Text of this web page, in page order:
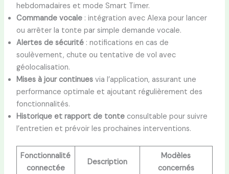
hebdomadaires et mode Smart Timer.
Commande vocale: intégration avec Alexa pour lancer
ou arrêter la tonte par simple demande vocale.
Alertes de sécurité: notifications en cas de
soulèvement, chute ou tentative de vol avec
géolocalisation.
Mises à jour continuesvia l’application, assurant une
performance optimale et ajoutant régulièrement des
fonctionnalités.
Historique et rapport de tonteconsultable pour suivre
l’entretien et prévoir les prochaines interventions.
Fonctionnalité
connectée
Description
Modèles
concernés